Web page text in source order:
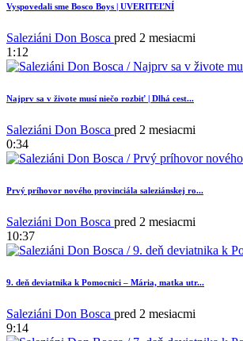
Vyspovedali sme Bosco Boys | UVERITEĽNÍ
Saleziáni Don Bosca pred 2 mesiacmi
1:12
Najprv sa v živote musí niečo rozbiť | Dlhá cest...
Saleziáni Don Bosca pred 2 mesiacmi
0:34
Prvý príhovor nového provinciála saleziánskej ro...
Saleziáni Don Bosca pred 2 mesiacmi
10:37
9. deň deviatnika k Pomocnici – Mária, matka utr...
Saleziáni Don Bosca pred 2 mesiacmi
9:14